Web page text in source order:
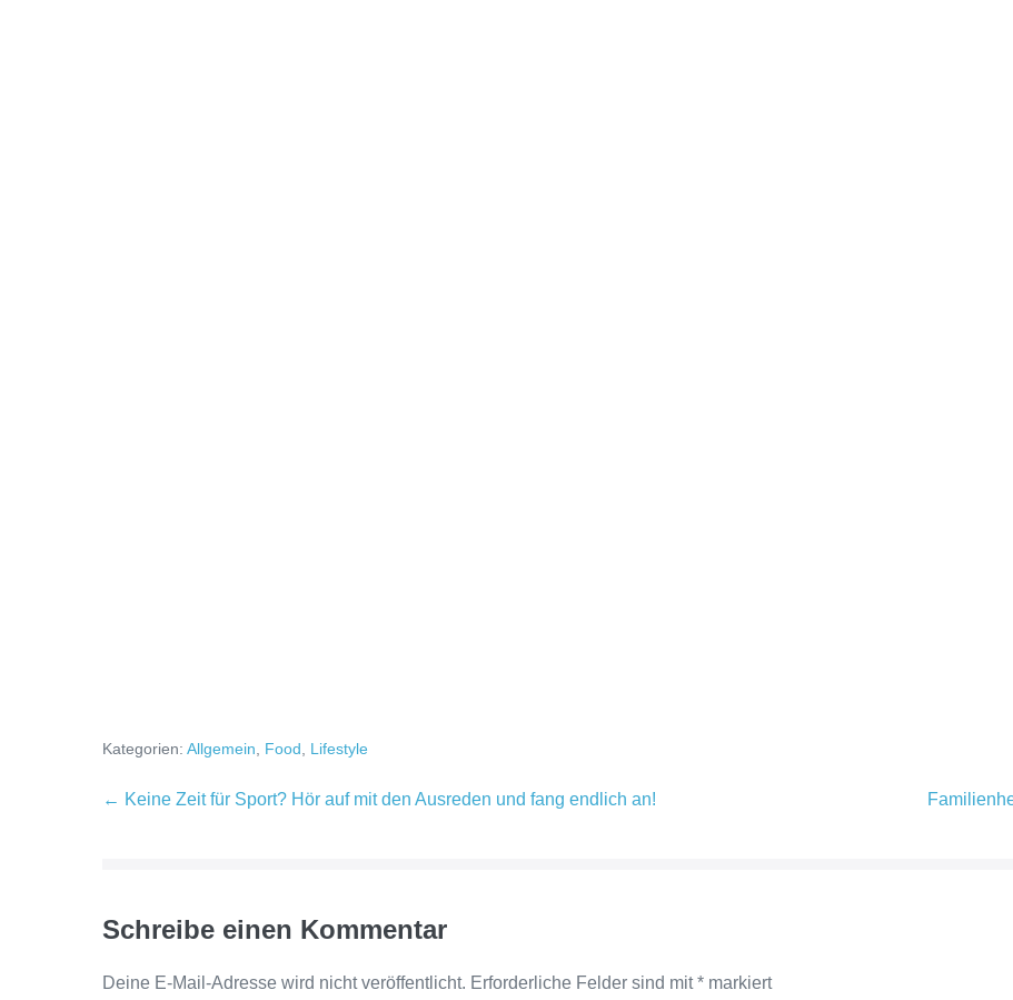
Kategorien: Allgemein Food Lifestyle
Beitragsnavigation
← Keine Zeit für Sport? Hör auf mit den Ausreden und fang endlich an!
Schreibe einen Kommentar
Deine E-Mail-Adresse wird nicht veröffentlicht. Erforderliche Felder sind mit* markiert